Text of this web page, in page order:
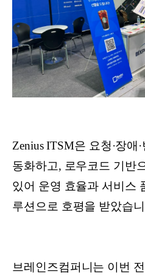
Zenius ITSM은 요청·장애
동화하고, 로우코드 기반
있어 운영 효율과 서비스
루션으로 호평을 받았습
브레인즈컴퍼니는 이번